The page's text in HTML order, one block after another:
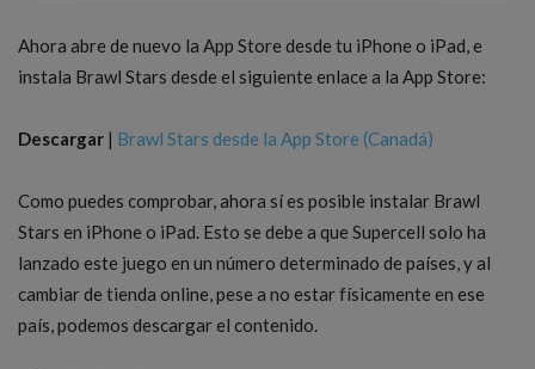
Ahora abre de nuevo la App Store desde tu iPhone o iPad, e
instala Brawl Stars desde el siguiente enlace a la App Store:
Descargar | Brawl Stars desde la App Store (Canadá)
Como puedes comprobar, ahora sí es posible instalar Brawl
Stars en iPhone o iPad. Esto se debe a que Supercell solo ha
lanzado este juego en un número determinado de países, y al
cambiar de tienda online, pese a no estar físicamente en ese
país, podemos descargar el contenido.